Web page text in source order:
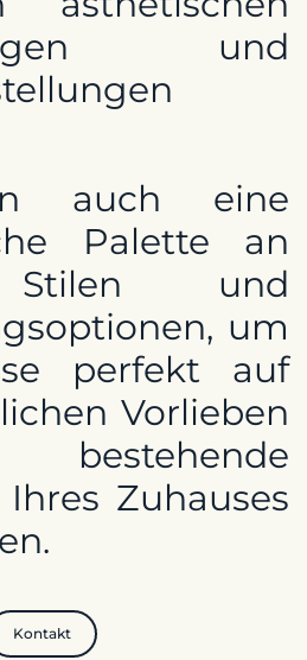
und
auch eine
Palette an
Stilen und
um
perfekt auf
Vorlieben
Zuhauses
Kontakt